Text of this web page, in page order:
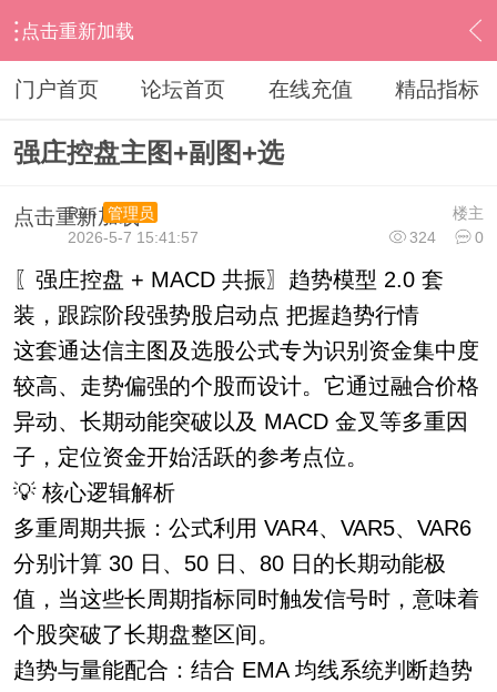
点击重新加载
› 通达信指标公式 › 综合指标 › 内容
门户首页 论坛首页 在线充值 精品指标
强庄控盘主图+副图+选
点击重新加载 楼主
Run
管理员
324
0
2026-5-7 15:41:57
〖强庄控盘 + MACD 共振〗趋势模型 2.0 套
装，跟踪阶段强势股启动点 把握趋势行情
这套通达信主图及选股公式专为识别资金集中度
较高、走势偏强的个股而设计。它通过融合价格
异动、长期动能突破以及 MACD 金叉等多重因
子，定位资金开始活跃的参考点位。
💡 核心逻辑解析
多重周期共振：公式利用 VAR4、VAR5、VAR6
分别计算 30 日、50 日、80 日的长期动能极
值，当这些长周期指标同时触发信号时，意味着
个股突破了长期盘整区间。
趋势与量能配合：结合 EMA 均线系统判断趋势